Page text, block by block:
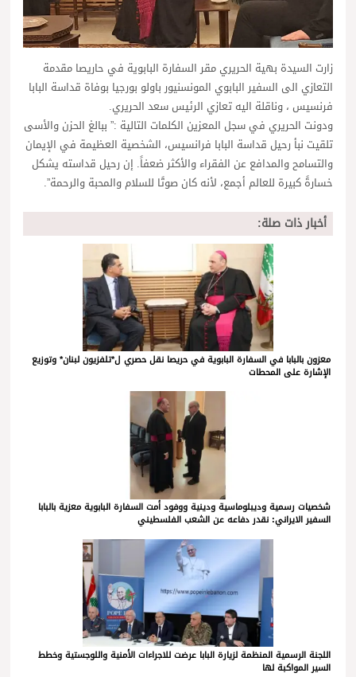
زارت السيدة بهية الحريري مقر السفارة البابوية في حاريصا مقدمة
التعازي الى السفير البابوي المونسنيور باولو بورجيا بوفاة قداسة البابا
فرنسيس ، وناقلة اليه تعازي الرئيس سعد الحريري.
ودونت الحريري في سجل المعزين الكلمات التالية :” ببالغ الحزن والأسى
تلقيت نبأ رحيل قداسة البابا فرانسيس، الشخصية العظيمة في الإيمان
والتسامح والمدافع عن الفقراء والأكثر ضعفاً. إن رحيل قداسته يشكل
خسارةً كبيرة للعالم أجمع، لأنه كان صوتًا للسلام والمحبة والرحمة”.
أخبار ذات صلة:
معزون بالبابا في السفارة البابوية في حريصا نقل حصري ل*تلفزيون لبنان* وتوزيع
الإشارة على المحطات
شخصيات رسمية وديبلوماسية ودينية ووفود أمت السفارة البابوية معزية بالبابا
السفير الايراني: نقدر دفاعه عن الشعب الفلسطيني
اللجنة الرسمية المنظمة لزيارة البابا عرضت للاجراءات الأمنية واللوجستية وخطط
السير المواكبة لها